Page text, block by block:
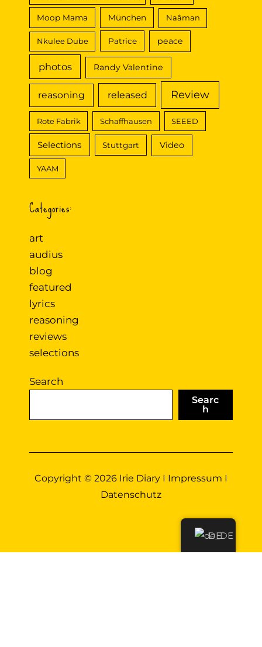
Moop Mama München Naâman
Nkulee Dube Patrice peace
photos Randy Valentine
reasoning released Review
Rote Fabrik Schaffhausen SEEED
Selections Stuttgart Video
YAAM
Categories:
art
audius
blog
featured
lyrics
reasoning
reviews
selections
Search
Searc
h
Copyright © 2026 Irie Diary I Impressum I
Datenschutz
DE